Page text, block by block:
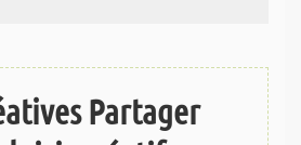
Partager